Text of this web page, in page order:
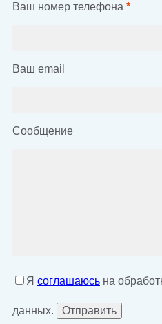
Ваш номер телефона *
Ваш email
Сообщение
Я соглашаюсь на
данных.